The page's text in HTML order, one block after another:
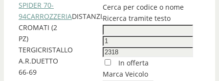
SPIDER 70-
94CARROZZERIADISTANZIALI
CROMATI (2
PZ)
TERGICRISTALLO
A.R.DUETTO
66-69
Cerca per codice o nome
Ricerca tramite testo
In offerta
Marca Veicolo